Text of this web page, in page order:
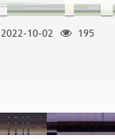
2022-10-02
195